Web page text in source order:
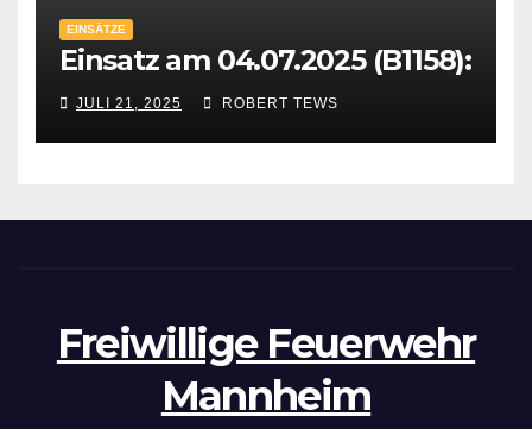
EINSÄTZE
Einsatz am 04.07.2025 (B1158):
JULI 21, 2025 ROBERT TEWS
Freiwillige Feuerwehr
Mannheim